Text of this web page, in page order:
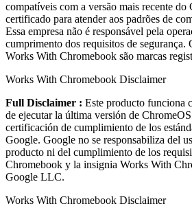
compatíveis com a versão mais recente do
certificado para atender aos padrões de
Essa empresa não é responsável pela
cumprimento dos requisitos de segurança.
Works With Chromebook são marcas
Works With Chromebook Disclaimer
Full Disclaimer : Este producto funciona
de ejecutar la última versión de
certificación de cumplimiento de los
Google. Google no se responsabiliza del
producto ni del cumplimiento de los
Chromebook y la insignia Works With
Google LLC.
Works With Chromebook Disclaimer